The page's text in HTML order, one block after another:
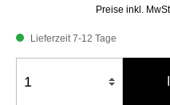
Preise inkl.
Lieferzeit 7-12 Tage